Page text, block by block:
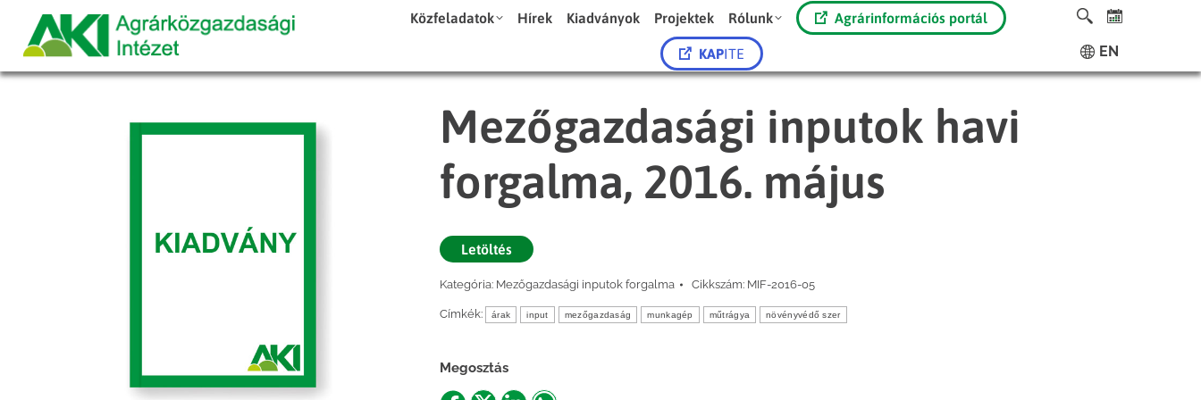
Közfeladatok Hírek Kiadványok Projektek Rólunk Agrárinformációs portál
KAPITE EN
Mezőgazdasági inputok havi
forgalma, 2016. május
Letöltés
Kategória: Mezőgazdasági inputok forgalma Cikkszám: MIF-2016-05
Címkék: árak input mezőgazdaság munkagép műtrágya növényvédő szer
Megosztás